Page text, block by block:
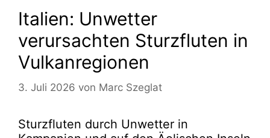
Italien: Unwetter
verursachten Sturzfluten in
Vulkanregionen
3. Juli 2026 von Marc Szeglat
Sturzfluten durch Unwetter in